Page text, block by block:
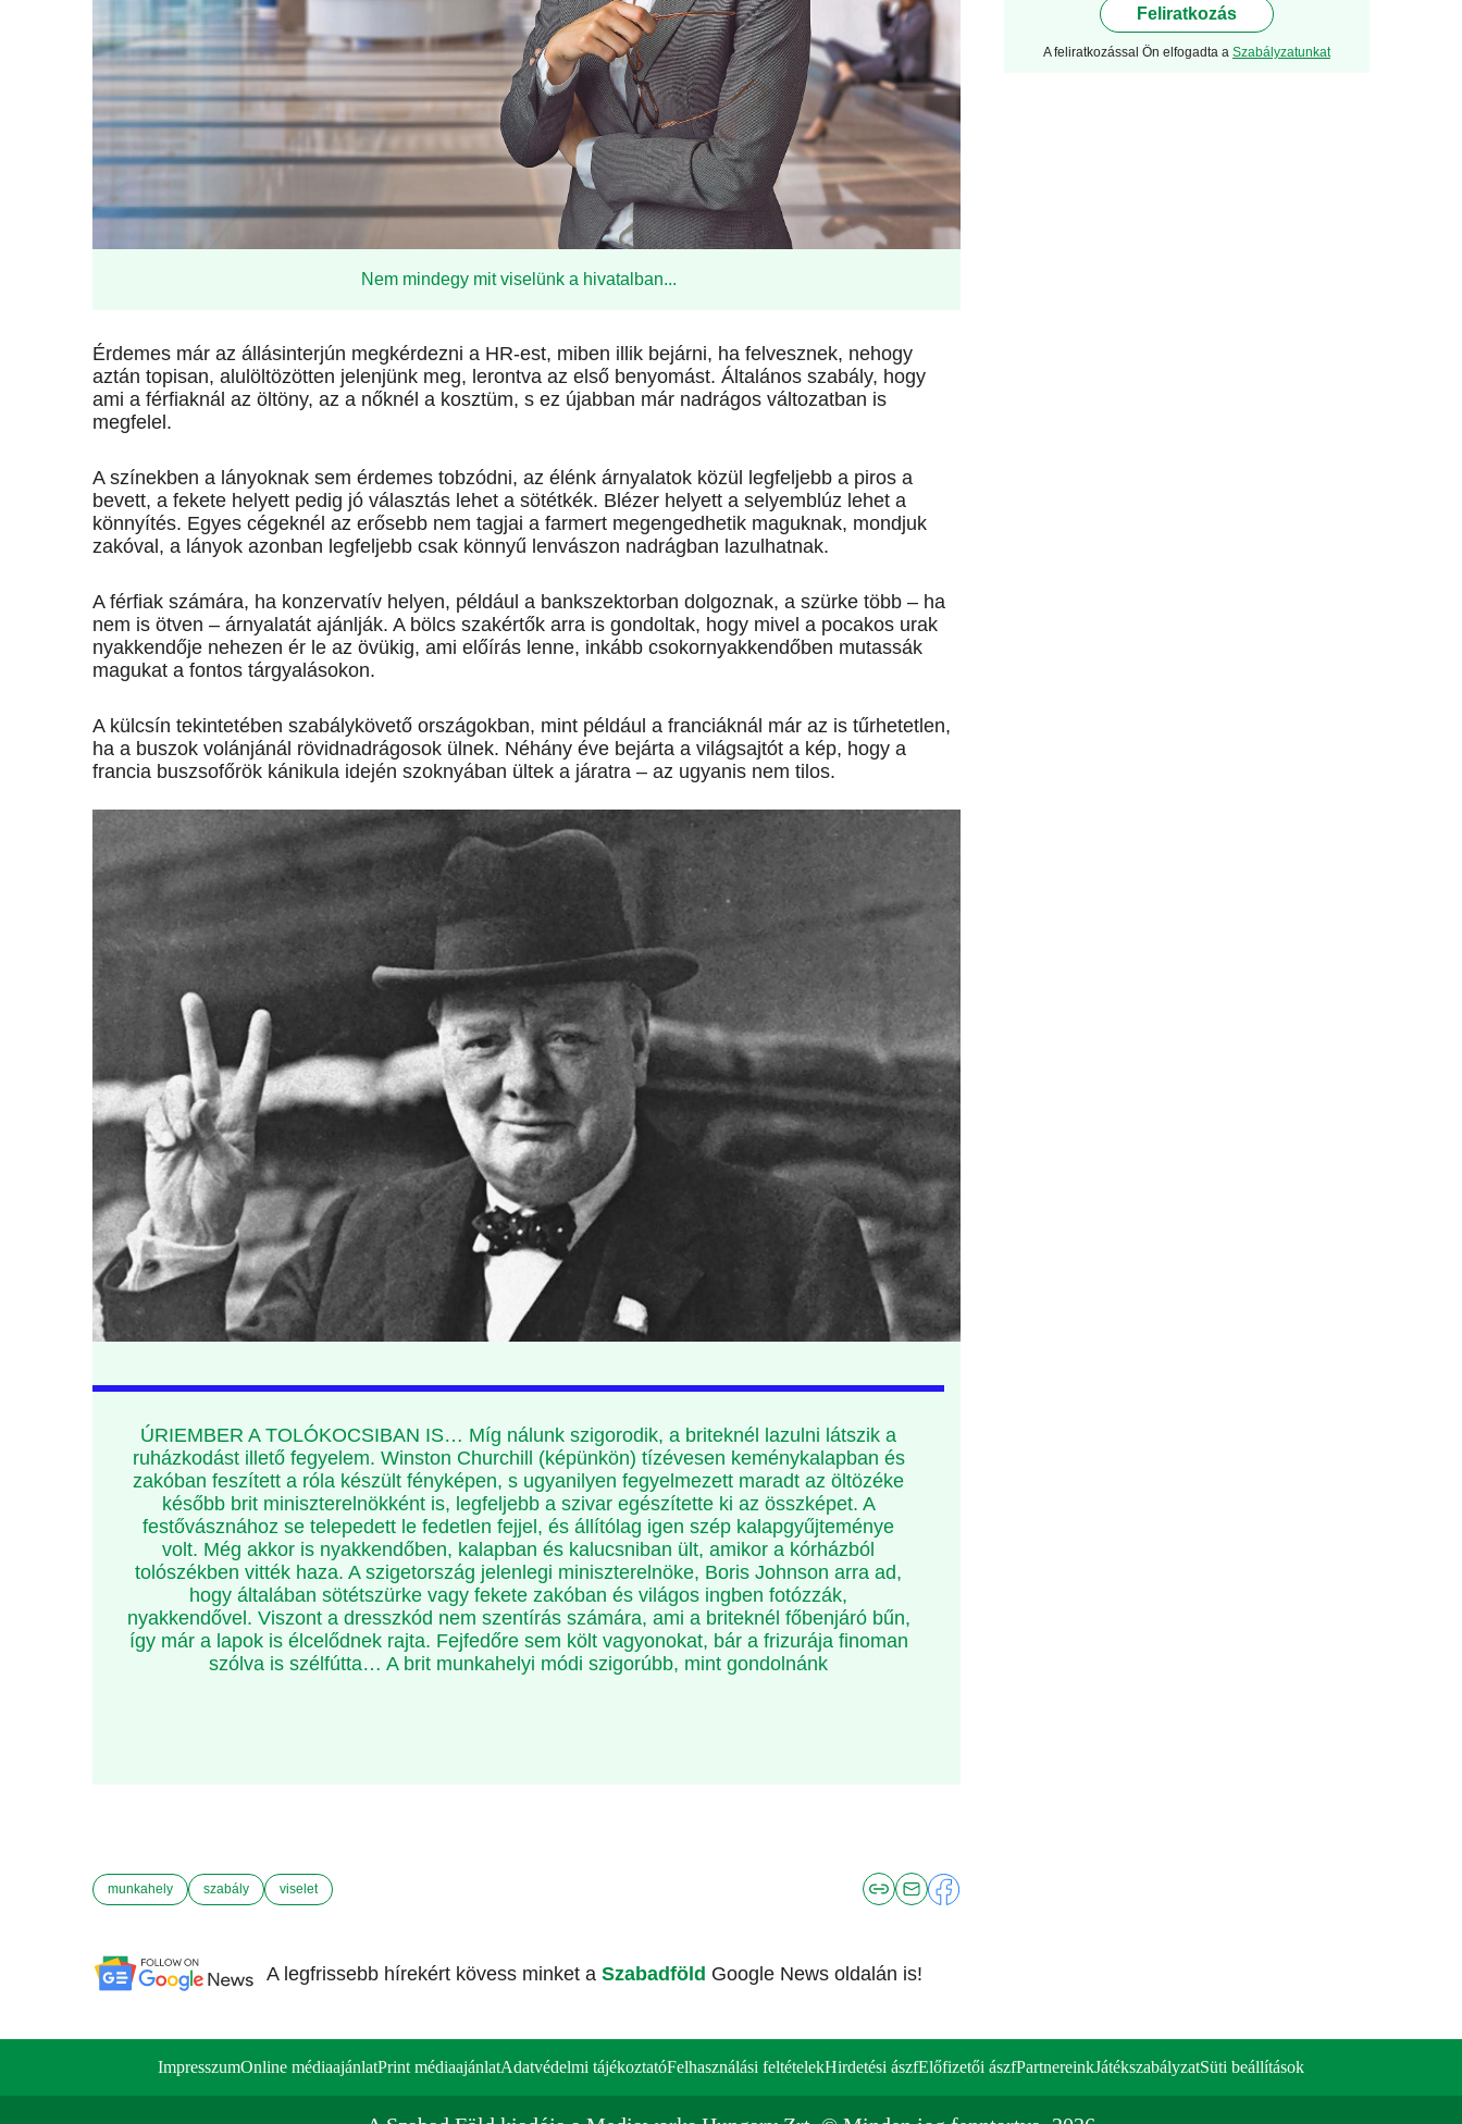
Nem mindegy mit viselünk a hivatalban...
Érdemes már az állásinterjún megkérdezni a HR-est, miben illik bejárni, ha felvesznek, nehogy
aztán topisan, alulöltözötten jelenjünk meg, lerontva az első benyomást. Általános szabály, hogy
ami a férfiaknál az öltöny, az a nőknél a kosztüm, s ez újabban már nadrágos változatban is
megfelel.
A színekben a lányoknak sem érdemes tobzódni, az élénk árnyalatok közül legfeljebb a piros a
bevett, a fekete helyett pedig jó választás lehet a sötétkék. Blézer helyett a selyemblúz lehet a
könnyítés. Egyes cégeknél az erősebb nem tagjai a farmert megengedhetik maguknak, mondjuk
zakóval, a lányok azonban legfeljebb csak könnyű lenvászon nadrágban lazulhatnak.
A férfiak számára, ha konzervatív helyen, például a bankszektorban dolgoznak, a szürke több – ha
nem is ötven – árnyalatát ajánlják. A bölcs szakértők arra is gondoltak, hogy mivel a pocakos urak
nyakkendője nehezen ér le az övükig, ami előírás lenne, inkább csokornyakkendőben mutassák
magukat a fontos tárgyalásokon.
A külcsín tekintetében szabálykövető országokban, mint például a franciáknál már az is tűrhetetlen,
ha a buszok volánjánál rövidnadrágosok ülnek. Néhány éve bejárta a világsajtót a kép, hogy a
francia buszsofőrök kánikula idején szoknyában ültek a járatra – az ugyanis nem tilos.
ÚRIEMBER A TOLÓKOCSIBAN IS… Míg nálunk szigorodik, a briteknél lazulni látszik a
ruházkodást illető fegyelem. Winston Churchill (képünkön) tízévesen keménykalapban és
zakóban feszített a róla készült fényképen, s ugyanilyen fegyelmezett maradt az öltözéke
később brit miniszterelnökként is, legfeljebb a szivar egészítette ki az összképet. A
festővásznához se telepedett le fedetlen fejjel, és állítólag igen szép kalapgyűjteménye
volt. Még akkor is nyakkendőben, kalapban és kalucsniban ült, amikor a kórházból
tolószékben vitték haza. A szigetország jelenlegi miniszterelnöke, Boris Johnson arra ad,
hogy általában sötétszürke vagy fekete zakóban és világos ingben fotózzák,
nyakkendővel. Viszont a dresszkód nem szentírás számára, ami a briteknél főbenjáró bűn,
így már a lapok is élcelődnek rajta. Fejfedőre sem költ vagyonokat, bár a frizurája finoman
szólva is szélfútta… A brit munkahelyi módi szigorúbb, mint gondolnánk
munkahely szabály viselet
A legfrissebb hírekért kövess minket a Szabadföld Google News oldalán is!
Feliratkozás
A feliratkozással Ön elfogadta a Szabályzatunkat
ImpresszumOnline médiaajánlatPrint médiaajánlatAdatvédelmi tájékoztatóFelhasználási feltételekHirdetési ászfElőfizetői ászfPartnereinkJátékszabályzatSüti beállítások